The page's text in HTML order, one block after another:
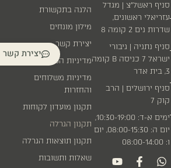
סניף ראשל״צ | מגדל
עזריאלי ראשונים,
שדרות נים 2 קומה 8
סניף נתניה | גיבורי
ישראל 7 כניסה B קומה
3, בית אדר
סניף ירושלים | הרב
קוק 7
ימים א-ד: 10:30-19:00,
יום ה: 08:00-15:30, יום
ו: 08:00-14:00
הלגה בתקשורת
מילון מונחים
יצירת קשר
מדיניות הפרטיות
מדיניות משלוחים
והחזרות
תקנון מועדון לקוחות
תקנון הגרלה
תקנון תוצאות הגרלה
שאלות ותשובות
יצירת קשר